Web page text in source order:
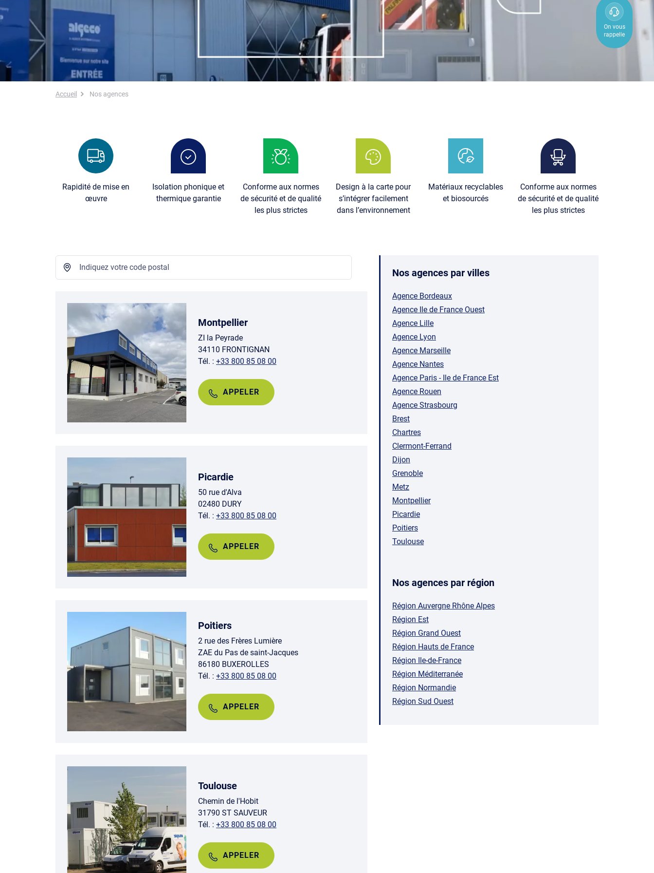
0800
850
800
On vous
rappelle
Fil d'Ariane
Accueil Nos agences
Rapidité de mise en
œuvre
Isolation phonique et
thermique garantie
Conforme aux normes
de sécurité et de qualité
les plus strictes
Design à la carte pour
s’intégrer facilement
dans l’environnement
Matériaux recyclables
et biosourcés
Conforme aux normes
de sécurité et de qualité
les plus strictes
Montpellier
ZI la Peyrade
34110 FRONTIGNAN
Tél. :+33 800 85 08 00
APPELER
Picardie
50 rue d'Alva
02480 DURY
Tél. :+33 800 85 08 00
APPELER
Poitiers
2 rue des Frères Lumière
ZAE du Pas de saint-Jacques
86180 BUXEROLLES
Tél. :+33 800 85 08 00
APPELER
Toulouse
Chemin de l'Hobit
31790 ST SAUVEUR
Tél. :+33 800 85 08 00
APPELER
Nos agences par villes
Agence Bordeaux
Agence Ile de France Ouest
Agence Lille
Agence Lyon
Agence Marseille
Agence Nantes
Agence Paris - Ile de France Est
Agence Rouen
Agence Strasbourg
Brest
Chartres
Clermont-Ferrand
Dijon
Grenoble
Metz
Montpellier
Picardie
Poitiers
Toulouse
Nos agences par région
Région Auvergne Rhône Alpes
Région Est
Région Grand Ouest
Région Hauts de France
Région Ile-de-France
Région Méditerranée
Région Normandie
Région Sud Ouest